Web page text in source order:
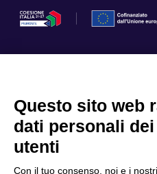
Cookie Policy
Scopri il Polo
Questo sito web
dati personali
utenti
Con il tuo consenso, noi e i